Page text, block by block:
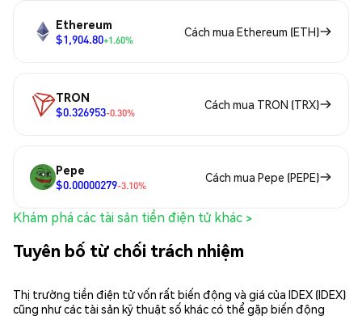
Ethereum
$1,904.80+1.60%
Cách mua Ethereum (ETH)
TRON
$0.326953-0.30%
Cách mua TRON (TRX)
Pepe
$0.00000279-3.10%
Cách mua Pepe (PEPE)
Khám phá các tài sản tiền điện tử khác >
Tuyên bố từ chối trách nhiệm
Thị trường tiền điện tử vốn rất biến động và giá của IDEX (IDEX)
cũng như các tài sản kỹ thuật số khác có thể gặp biến động